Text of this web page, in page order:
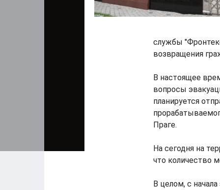
службы
возвращения
В настоящее
вопросы
планируется
Праге.
На сегодня на
что количество
В целом, с